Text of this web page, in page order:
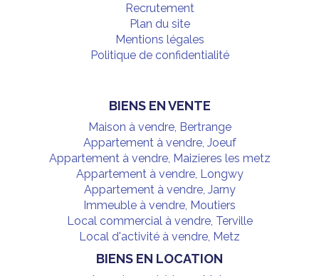
Recrutement
Plan du site
Mentions légales
Politique de confidentialité
BIENS EN VENTE
Maison à vendre, Bertrange
Appartement à vendre, Joeuf
Appartement à vendre, Maizieres les metz
Appartement à vendre, Longwy
Appartement à vendre, Jarny
Immeuble à vendre, Moutiers
Local commercial à vendre, Terville
Local d'activité à vendre, Metz
BIENS EN LOCATION